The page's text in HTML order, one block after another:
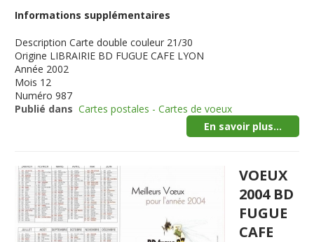
Informations supplémentaires
Description Carte double couleur 21/30
Origine LIBRAIRIE BD FUGUE CAFE LYON
Année 2002
Mois 12
Numéro 987
Publié dans Cartes postales - Cartes de voeux
En savoir plus...
VOEUX
2004 BD
FUGUE
CAFE